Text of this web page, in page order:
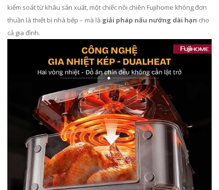
kiểm soát từ khâu sản xuất, một chiếc nồi chiên Fujihome không đơn
thuần là thiết bị nhà bếp – mà là giải pháp nấu nướng dài hạn cho
cả gia đình.